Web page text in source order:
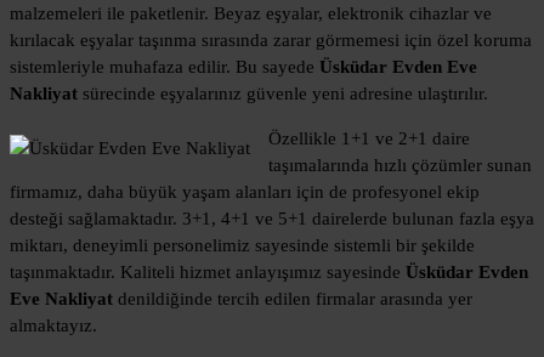
malzemeleri ile paketlenir. Beyaz eşyalar, elektronik cihazlar ve
kırılacak eşyalar taşınma sırasında zarar görmemesi için özel koruma
sistemleriyle muhafaza edilir. Bu sayede Üsküdar Evden Eve
Nakliyat sürecinde eşyalarınız güvenle yeni adresine ulaştırılır.
Özellikle 1+1 ve 2+1 daire
taşımalarında hızlı çözümler sunan
firmamız, daha büyük yaşam alanları için de profesyonel ekip
desteği sağlamaktadır. 3+1, 4+1 ve 5+1 dairelerde bulunan fazla eşya
miktarı, deneyimli personelimiz sayesinde sistemli bir şekilde
taşınmaktadır. Kaliteli hizmet anlayışımız sayesinde Üsküdar Evden
Eve Nakliyat denildiğinde tercih edilen firmalar arasında yer
almaktayız.